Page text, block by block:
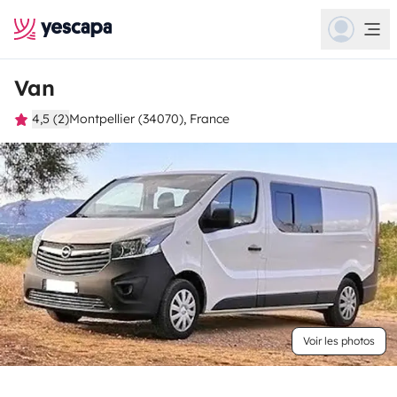
Van
4,5 (2)Montpellier (34070), France
Voir les photos